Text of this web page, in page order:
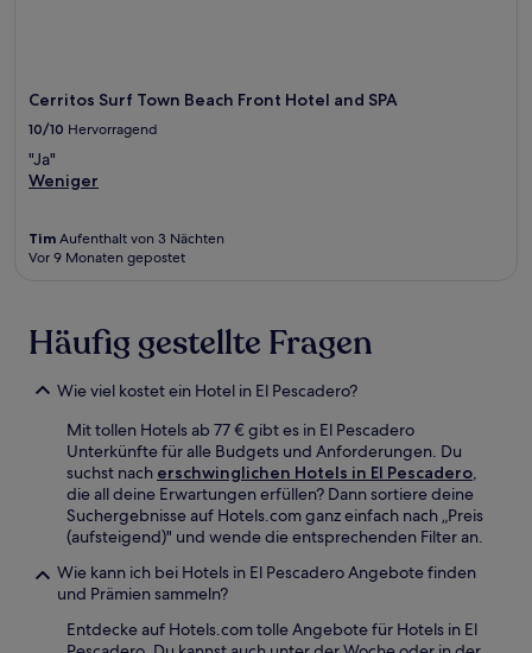
Cerritos Surf Town Beach Front Hotel and SPA
10/10 Hervorragend
"Ja"
Weniger
Tim Aufenthalt von 3 Nächten
Vor 9 Monaten gepostet
Häufig gestellte Fragen
Wie viel kostet ein Hotel in El Pescadero?
Mit tollen Hotels ab 77 € gibt es in El Pescadero
Unterkünfte für alle Budgets und Anforderungen. Du
suchst nach erschwinglichen Hotels in El Pescadero
die all deine Erwartungen erfüllen? Dann sortiere deine
Suchergebnisse auf Hotels.com ganz einfach nach „Preis
(aufsteigend)" und wende die entsprechenden Filter an.
Wie kann ich bei Hotels in El Pescadero Angebote finden
und Prämien sammeln?
Entdecke auf Hotels.com tolle Angebote für Hotels in El